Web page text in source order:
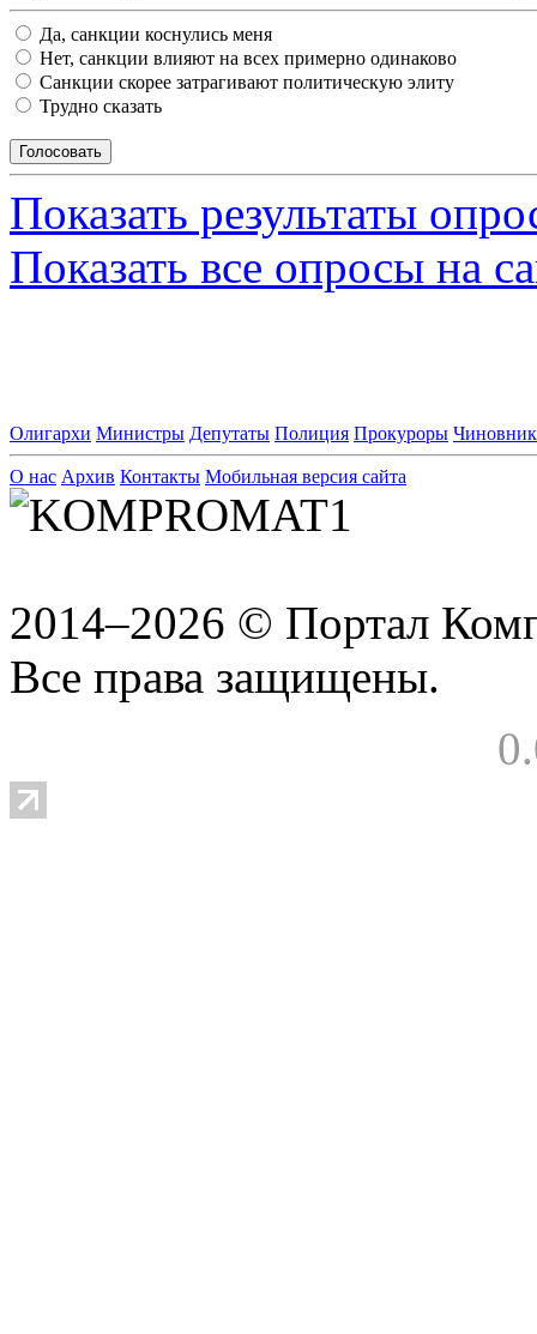
Да, санкции коснулись меня
Нет, санкции влияют на всех примерно одинаково
Санкции скорее затрагивают политическую элиту
Трудно сказать
Показать результаты
Показать все опросы на
Олигархи Министры Депутаты Полиция Прокуроры
О нас Архив Контакты Мобильная версия сайта
2014–2026 © Портал
Все права защищены.